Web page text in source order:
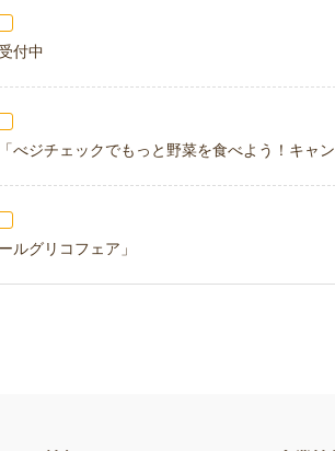
付中
べジチェックでもっと野菜を食べよう！キャン
ルグリコフェア」